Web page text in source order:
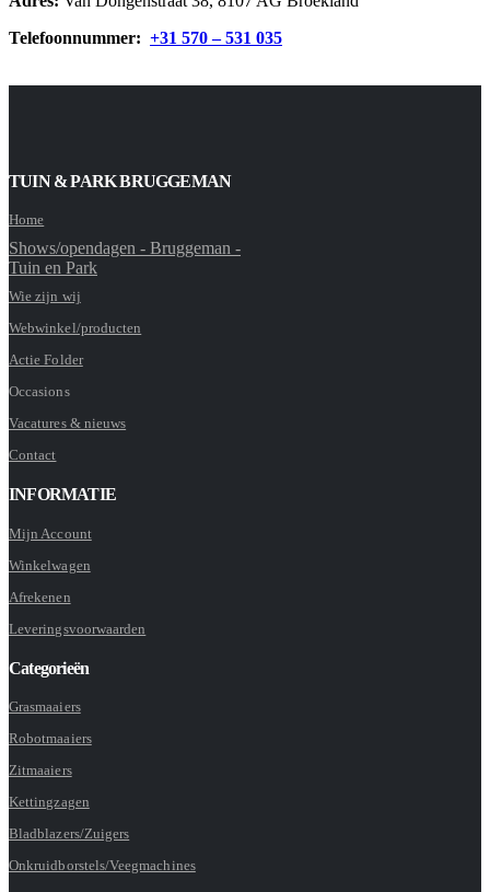
Telefoonnummer: +31 570 – 531 035
TUIN & PARK BRUGGEMAN
Home
Shows/opendagen - Bruggeman -
Tuin en Park
Wie zijn wij
Webwinkel/producten
Actie Folder
Occasions
Vacatures & nieuws
Contact
INFORMATIE
Mijn Account
Winkelwagen
Afrekenen
Leveringsvoorwaarden
Categorieën
Grasmaaiers
Robotmaaiers
Zitmaaiers
Kettingzagen
Bladblazers/Zuigers
Onkruidborstels/Veegmachines